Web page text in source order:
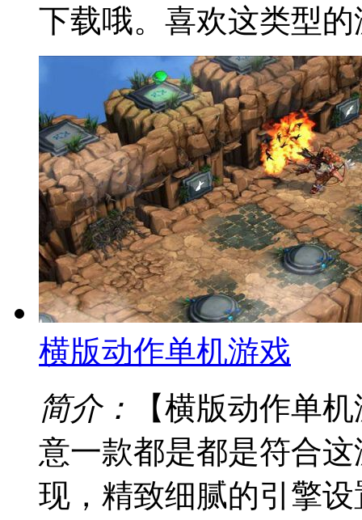
最火的动作竞技游戏
简介：【最火的动作
玩腻了手机上的游戏
款都是最火的动作竞
人题材以外，还有各
下载哦。喜欢这类型